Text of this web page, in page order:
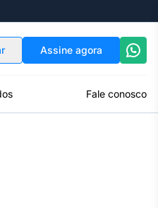
Assine agora
Fale conosco